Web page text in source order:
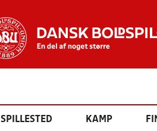
SPILLESTED KAMP